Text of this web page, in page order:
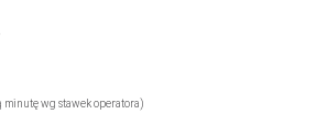
minutę wg stawek operatora)